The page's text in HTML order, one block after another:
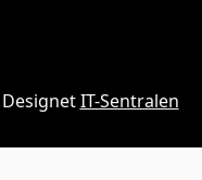
IT-Sentralen